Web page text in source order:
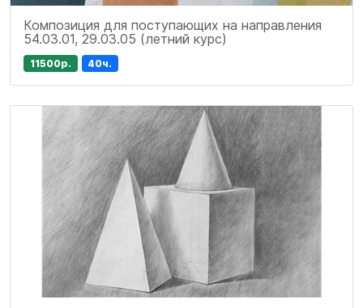
Композиция для поступающих на направления
54.03.01, 29.03.05 (летний курс)
11500р. 40ч.